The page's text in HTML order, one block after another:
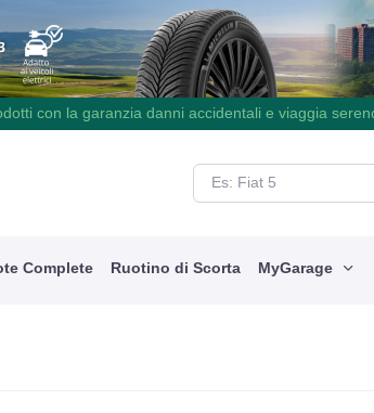
con la garanzia danni accidentali e viaggia
Complete Ruotino di Scorta MyGarage